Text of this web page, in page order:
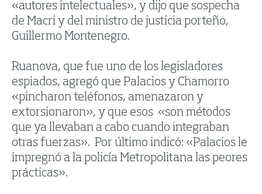
«autores intelectuales», y dijo que sospecha
de Macri y del ministro de justicia porteño,
Guillermo Montenegro.
Ruanova, que fue uno de los legisladores
espiados, agregó que Palacios y Chamorro
«pincharon teléfonos, amenazaron y
extorsionaron», y que esos «son métodos
que ya llevaban a cabo cuando integraban
otras fuerzas». Por último indicó: «Palacios le
impregnó a la policía Metropolitana las peores
prácticas».